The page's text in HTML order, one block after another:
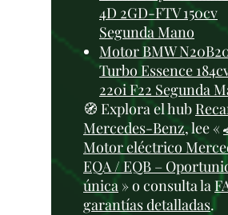
4D 2GD-FTV 150cv
Segunda Mano
Motor BMW
Turbo Essence
220i F22 Segunda
🧭 Explora el hub
Mercedes-Benz, lee «
Motor eléctrico
EQA / EQB –
única » o consulta la
garantías detalladas.